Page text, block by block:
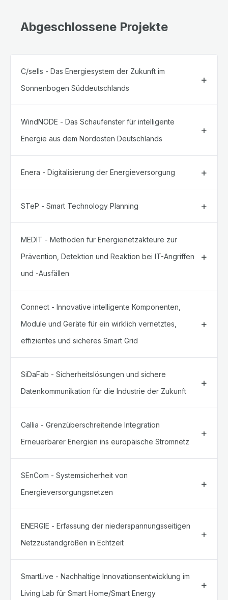
Abgeschlossene Projekte
C/sells - Das Energiesystem der Zukunft im
Sonnenbogen Süddeutschlands
WindNODE - Das Schaufenster für intelligente
Energie aus dem Nordosten Deutschlands
Enera - Digitalisierung der Energieversorgung
STeP - Smart Technology Planning
MEDIT - Methoden für Energienetzakteure zur
Prävention, Detektion und Reaktion bei IT-Angriffen
und -Ausfällen
Connect - Innovative intelligente Komponenten,
Module und Geräte für ein wirklich vernetztes,
effizientes und sicheres Smart Grid
SiDaFab - Sicherheitslösungen und sichere
Datenkommunikation für die Industrie der Zukunft
Callia - Grenzüberschreitende Integration
Erneuerbarer Energien ins europäische Stromnetz
SEnCom - Systemsicherheit von
Energieversorgungsnetzen
ENERGIE - Erfassung der niederspannungsseitigen
Netzzustandgrößen in Echtzeit
SmartLive - Nachhaltige Innovationsentwicklung im
Living Lab für Smart Home/Smart Energy